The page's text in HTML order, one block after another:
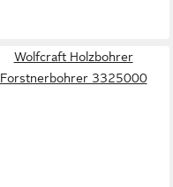
Wolfcraft Holzbohrer
Forstnerbohrer 3325000